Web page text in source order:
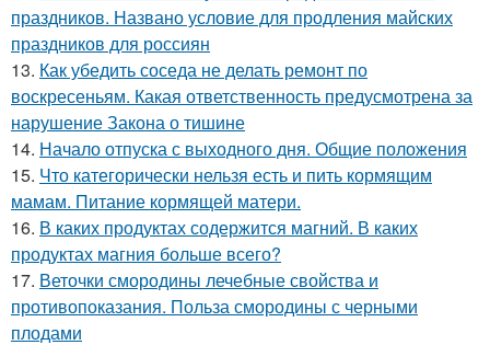
праздников. Названо условие для продления майских
праздников для россиян
13. Как убедить соседа не делать ремонт по
воскресеньям. Какая ответственность предусмотрена за
нарушение Закона о тишине
14. Начало отпуска с выходного дня. Общие положения
15. Что категорически нельзя есть и пить кормящим
мамам. Питание кормящей матери.
16. В каких продуктах содержится магний. В каких
продуктах магния больше всего?
17. Веточки смородины лечебные свойства и
противопоказания. Польза смородины с черными
плодами